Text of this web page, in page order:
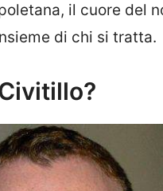
il cuore del
di chi si tratta.